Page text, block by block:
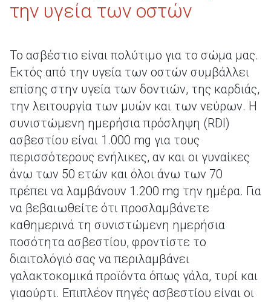
την υγεία των οστών
Το ασβέστιο είναι πολύτιμο για το σώμα μας.
Εκτός από την υγεία των οστών συμβάλλει
επίσης στην υγεία των δοντιών, της καρδιάς,
την λειτουργία των μυών και των νεύρων. Η
συνιστώμενη ημερήσια πρόσληψη (RDI)
ασβεστίου είναι 1.000 mg για τους
περισσότερους ενήλικες, αν και οι γυναίκες
άνω των 50 ετών και όλοι άνω των 70
πρέπει να λαμβάνουν 1.200 mg την ημέρα. Για
να βεβαιωθείτε ότι προσλαμβάνετε
καθημερινά τη συνιστώμενη ημερήσια
ποσότητα ασβεστίου, φροντίστε το
διαιτολόγιό σας να περιλαμβάνει
γαλακτοκομικά προϊόντα όπως γάλα, τυρί και
γιαούρτι. Επιπλέον πηγές ασβεστίου είναι οι